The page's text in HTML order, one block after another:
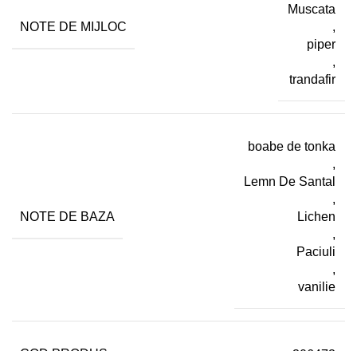
NOTE DE MIJLOC
Muscata
,
piper
,
trandafir
NOTE DE BAZA
boabe de tonka
,
Lemn De Santal
,
Lichen
,
Paciuli
,
vanilie